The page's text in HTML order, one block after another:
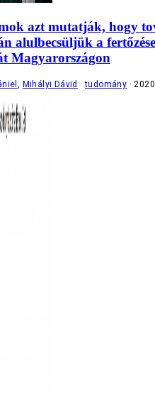
azt mutatják, hogy
alulbecsüljük a
Magyarországon
, Mihályi Dávid tudomány